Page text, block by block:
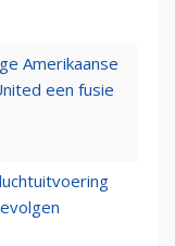
Amerikaanse
een fusie